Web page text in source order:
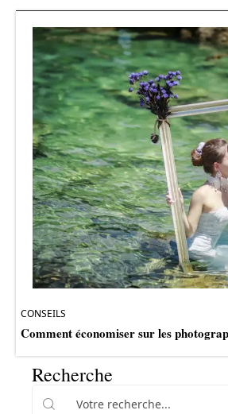
CONSEILS
Comment économiser sur les
Recherche